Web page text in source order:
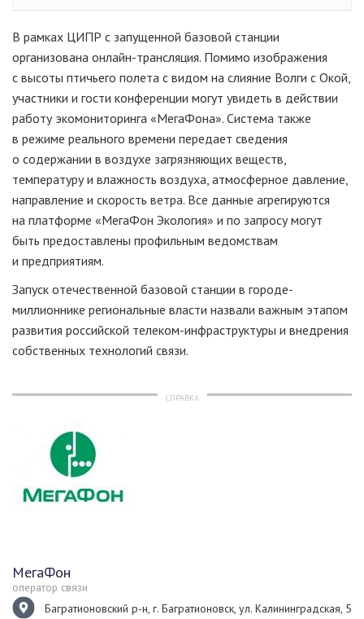
В рамках ЦИПР с запущенной базовой станции
организована онлайн-трансляция. Помимо изображения
с высоты птичьего полета с видом на слияние Волги с Окой,
участники и гости конференции могут увидеть в действии
работу экомониторинга «МегаФона». Система также
в режиме реального времени передает сведения
о содержании в воздухе загрязняющих веществ,
температуру и влажность воздуха, атмосферное давление,
направление и скорость ветра. Все данные агрегируются
на платформе «МегаФон Экология» и по запросу могут
быть предоставлены профильным ведомствам
и предприятиям.
Запуск отечественной базовой станции в городе-
миллионнике региональные власти назвали важным этапом
развития российской телеком-инфраструктуры и внедрения
собственных технологий связи.
СПРАВКА
МегаФон
оператор связи
Багратионовский р-н, г. Багратионовск, ул. Калининградская, 5